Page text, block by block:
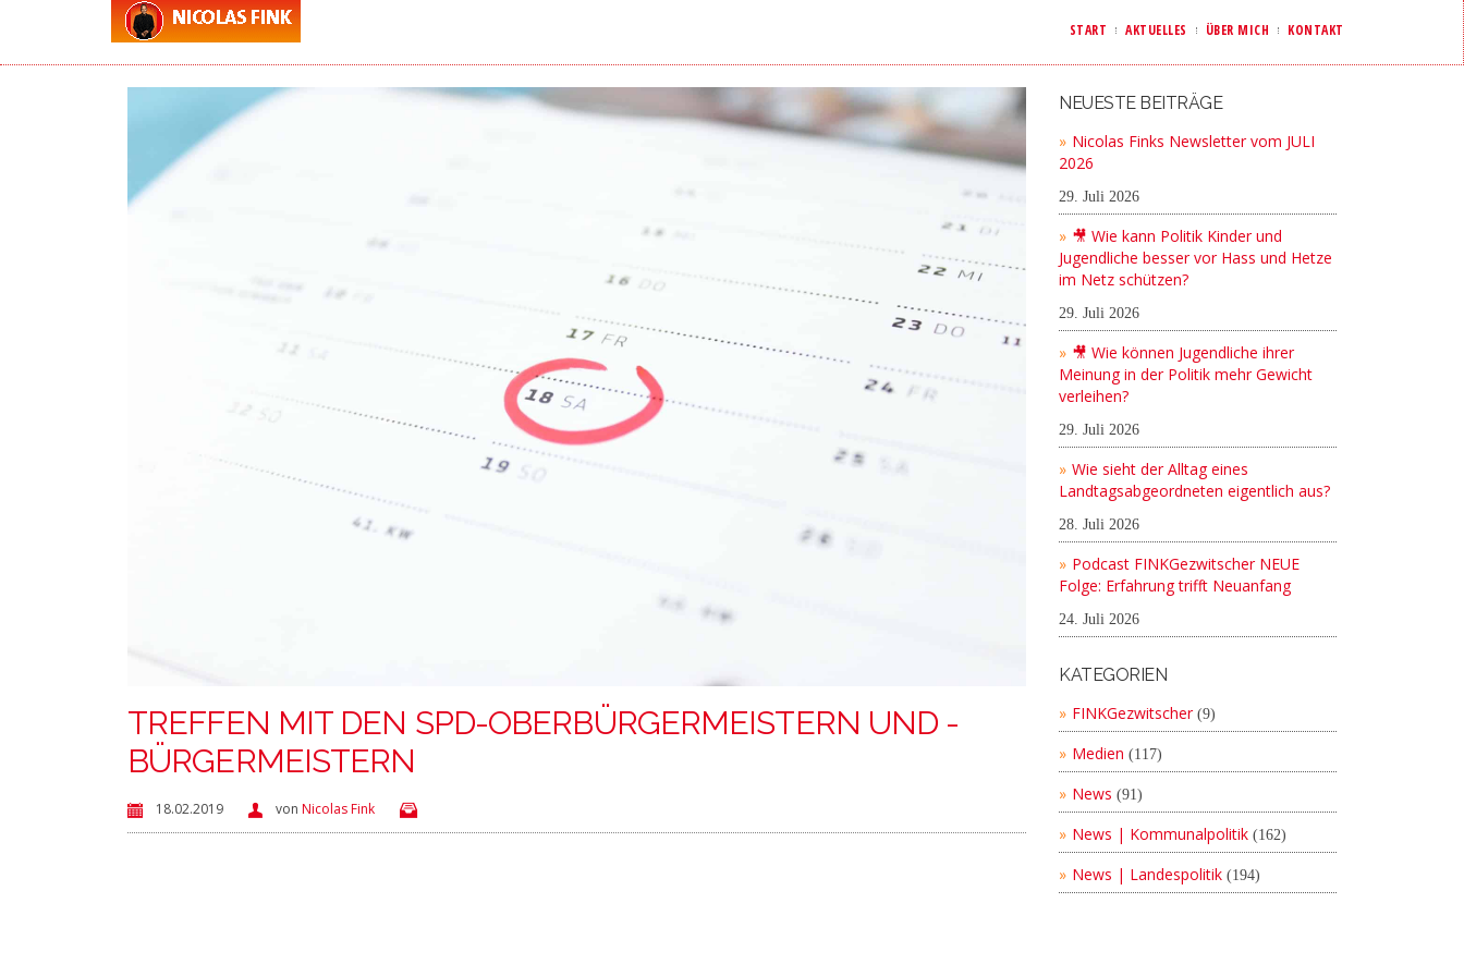
START AKTUELLES ÜBER MICH KONTAKT
TREFFEN MIT DEN SPD-OBERBÜRGERMEISTERN UND -
BÜRGERMEISTERN
18.02.2019 von Nicolas Fink
NEUESTE BEITRÄGE
Nicolas Finks Newsletter vom JULI
2026
29. Juli 2026
🎥 Wie kann Politik Kinder und
Jugendliche besser vor Hass und Hetze
im Netz schützen?
29. Juli 2026
🎥 Wie können Jugendliche ihrer
Meinung in der Politik mehr Gewicht
verleihen?
29. Juli 2026
Wie sieht der Alltag eines
Landtagsabgeordneten eigentlich aus?
28. Juli 2026
Podcast FINKGezwitscher NEUE
Folge: Erfahrung trifft Neuanfang
24. Juli 2026
KATEGORIEN
FINKGezwitscher(9)
Medien (117)
News (91)
News | Kommunalpolitik (162)
News | Landespolitik (194)